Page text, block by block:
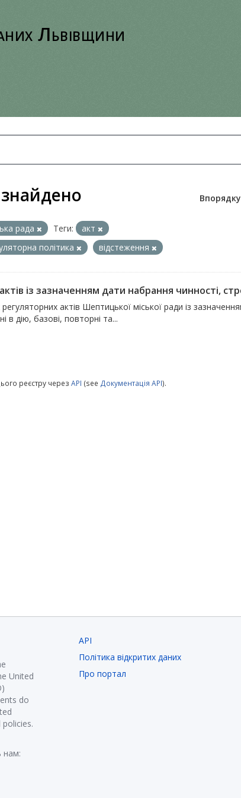
Львівщини
рада Теги:
акт
політика відстеження
із зазначенням дати набрання чинності,
регуляторних актів Шептицької міської ради із
в дію, базові, повторні та...
реєстру через API (see Документація API).
United
do
нам:
API
Політика відкритих даних
Про портал